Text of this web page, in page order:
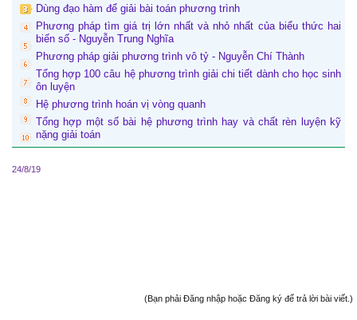
Dùng đạo hàm để giải bài toán phương trình
Phương pháp tìm giá trị lớn nhất và nhỏ nhất của biểu thức hai
biến số - Nguyễn Trung Nghĩa
Phương pháp giải phương trình vô tỷ - Nguyễn Chí Thành
Tổng hợp 100 câu hệ phương trình giải chi tiết dành cho học sinh
ôn luyện
Hệ phương trình hoán vị vòng quanh
Tổng hợp một số bài hệ phương trình hay và chất rèn luyện kỹ
nặng giải toán
24/8/19
(Bạn phải Đăng nhập hoặc Đăng ký để trả lời bài viết.)